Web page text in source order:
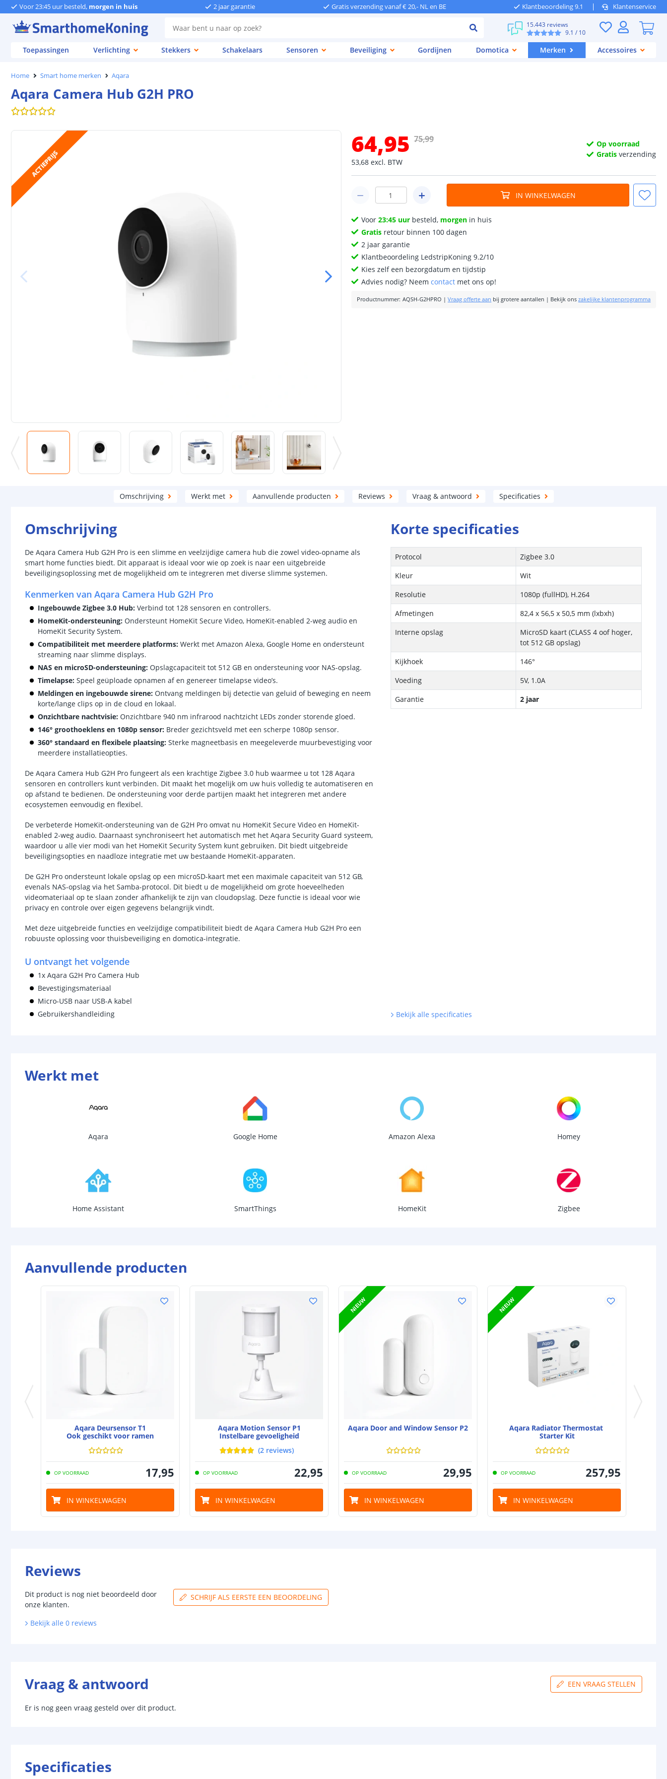
Voor 23:45 uur besteld, morgen in huis 2 jaar garantie Gratis verzending vanaf € 20,- NL en BE Klantbeoordeling 9.1 Klantenservice
15.443 reviews
9.1 / 10
Toepassingen Verlichting Stekkers Schakelaars Sensoren Beveiliging Gordijnen Domotica Merken Accessoires
Home Smart home merken Aqara
Aqara Camera Hub G2H PRO
ACTIEPRIJS
64,95
53,68 excl. BTW
75,99
Op voorraad
Gratis verzending
IN WINKELWAGEN
Voor23:45 uur besteld, morgen in huis
Gratis retour binnen 100 dagen
2 jaar garantie
Klantbeoordeling LedstripKoning 9.2/10
Kies zelf een bezorgdatum en tijdstip
Advies nodig? Neemcontact met ons op!
Productnummer: AQSH-G2HPRO |Vraag offerte aan bij grotere aantallen | Bekijk ons zakelijke klantenprogramma
Omschrijving Werkt met Aanvullende producten Reviews Vraag & antwoord Specificaties
Omschrijving
De Aqara Camera Hub G2H Pro is een slimme en veelzijdige camera hub die zowel video-opname als
smart home functies biedt. Dit apparaat is ideaal voor wie op zoek is naar een uitgebreide
beveiligingsoplossing met de mogelijkheid om te integreren met diverse slimme systemen.
Kenmerken van Aqara Camera Hub G2H Pro
Ingebouwde Zigbee 3.0 Hub: Verbind tot 128 sensoren en controllers.
HomeKit-ondersteuning: Ondersteunt HomeKit Secure Video, HomeKit-enabled 2-weg audio en
HomeKit Security System.
Compatibiliteit met meerdere platforms: Werkt met Amazon Alexa, Google Home en ondersteunt
streaming naar slimme displays.
NAS en microSD-ondersteuning: Opslagcapaciteit tot 512 GB en ondersteuning voor NAS-opslag.
Timelapse: Speel geüploade opnamen af en genereer timelapse video’s.
Meldingen en ingebouwde sirene: Ontvang meldingen bij detectie van geluid of beweging en neem
korte/lange clips op in de cloud en lokaal.
Onzichtbare nachtvisie: Onzichtbare 940 nm infrarood nachtzicht LEDs zonder storende gloed.
146° groothoeklens en 1080p sensor: Breder gezichtsveld met een scherpe 1080p sensor.
360° standaard en flexibele plaatsing: Sterke magneetbasis en meegeleverde muurbevestiging voor
meerdere installatieopties.
De Aqara Camera Hub G2H Pro fungeert als een krachtige Zigbee 3.0 hub waarmee u tot 128 Aqara
sensoren en controllers kunt verbinden. Dit maakt het mogelijk om uw huis volledig te automatiseren en
op afstand te bedienen. De ondersteuning voor derde partijen maakt het integreren met andere
ecosystemen eenvoudig en flexibel.
De verbeterde HomeKit-ondersteuning van de G2H Pro omvat nu HomeKit Secure Video en HomeKit-
enabled 2-weg audio. Daarnaast synchroniseert het automatisch met het Aqara Security Guard systeem,
waardoor u alle vier modi van het HomeKit Security System kunt gebruiken. Dit biedt uitgebreide
beveiligingsopties en naadloze integratie met uw bestaande HomeKit-apparaten.
De G2H Pro ondersteunt lokale opslag op een microSD-kaart met een maximale capaciteit van 512 GB,
evenals NAS-opslag via het Samba-protocol. Dit biedt u de mogelijkheid om grote hoeveelheden
videomateriaal op te slaan zonder afhankelijk te zijn van cloudopslag. Deze functie is ideaal voor wie
privacy en controle over eigen gegevens belangrijk vindt.
Met deze uitgebreide functies en veelzijdige compatibiliteit biedt de Aqara Camera Hub G2H Pro een
robuuste oplossing voor thuisbeveiliging en domotica-integratie.
U ontvangt het volgende
1x Aqara G2H Pro Camera Hub
Bevestigingsmateriaal
Micro-USB naar USB-A kabel
Gebruikershandleiding
Korte specificaties
Protocol
Zigbee 3.0
Kleur
Wit
Resolutie
1080p (fullHD), H.264
Afmetingen
82,4 x 56,5 x 50,5 mm (lxbxh)
Interne opslag
MicroSD kaart (CLASS 4 oof hoger,
tot 512 GB opslag)
Kijkhoek
146°
Voeding
5V, 1.0A
Garantie
2 jaar
Bekijk alle specificaties
Werkt met
Aqara Google Home Amazon Alexa Homey
Home Assistant SmartThings HomeKit Zigbee
Aanvullende producten
Aqara Deursensor T1
Ook geschikt voor ramen
OP VOORRAAD 17,95
IN WINKELWAGEN
Aqara Motion Sensor P1
Instelbare gevoeligheid
(2 reviews)
OP VOORRAAD 22,95
IN WINKELWAGEN
NIEUW
Aqara Door and Window Sensor P2
OP VOORRAAD 29,95
IN WINKELWAGEN
NIEUW
Aqara Radiator Thermostat
Starter Kit
OP VOORRAAD 257,95
IN WINKELWAGEN
Reviews
Dit product is nog niet beoordeeld door
onze klanten.
SCHRIJF ALS EERSTE EEN BEOORDELING
Bekijk alle 0 reviews
Vraag & antwoord EEN VRAAG STELLEN
Er is nog geen vraag gesteld over dit product.
Specificaties